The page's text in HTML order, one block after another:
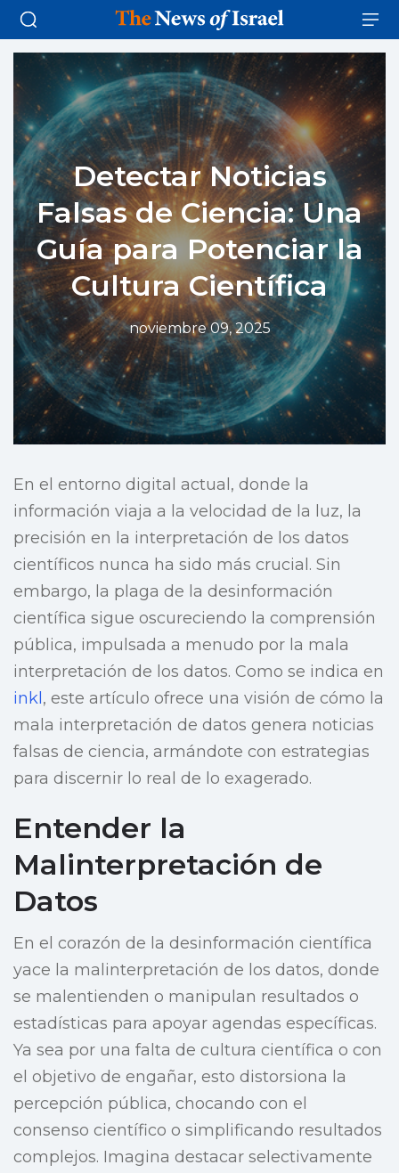
Detectar Noticias
Falsas de Ciencia: Una
Guía para Potenciar la
Cultura Científica
noviembre 09, 2025
En el entorno digital actual, donde la
información viaja a la velocidad de la luz, la
precisión en la interpretación de los datos
científicos nunca ha sido más crucial. Sin
embargo, la plaga de la desinformación
científica sigue oscureciendo la comprensión
pública, impulsada a menudo por la mala
interpretación de los datos. Como se indica en
inkl , este artículo ofrece una visión de cómo la
mala interpretación de datos genera noticias
falsas de ciencia, armándote con estrategias
para discernir lo real de lo exagerado.
Entender la
Malinterpretación de
Datos
En el corazón de la desinformación científica
yace la malinterpretación de los datos, donde
se malentienden o manipulan resultados o
estadísticas para apoyar agendas específicas.
Ya sea por una falta de cultura científica o con
el objetivo de engañar, esto distorsiona la
percepción pública, chocando con el
consenso científico o simplificando resultados
complejos. Imagina destacar selectivamente